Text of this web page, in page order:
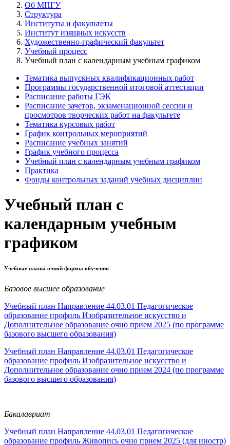
Об МПГУ
Структура
Институты и факультеты
Институт изящных искусств
Художественно-графический факультет
Учебный процесс
Учебный план с календарным учебным графиком
Тематика выпускных квалификационных работ
Программы государственной итоговой аттестации
Расписание работы ГЭК
Расписание зачетов, экзаменационной сессии и
просмотров творческих работ на факультете
Тематика курсовых работ
График контрольных мероприятий
Расписание учебных занятий
График учебного процесса
Учебный план с календарным учебным графиком
Практика
Фонды контрольных заданий учебных дисциплин
Учебный план с
календарным учебным
графиком
Учебные планы очной формы обучения
Базовое высшее образование
Учебный план Направление 44.03.01 Педагогическое
образование профиль Изобразительное искусство и
Дополнительное образование очно прием 2025 (по программе
базового высшего образования)
Учебный план Направление 44.03.01 Педагогическое
образование профиль Изобразительное искусство и
Дополнительное образование очно прием 2024 (по программе
базового высшего образования)
Бакалавриат
Учебный план Направление 44.03.01 Педагогическое
образование профиль Живопись очно прием 2025 (для иностр)